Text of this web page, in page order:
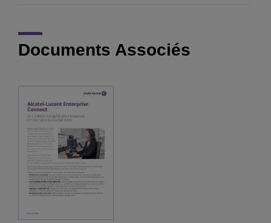
Documents Associés